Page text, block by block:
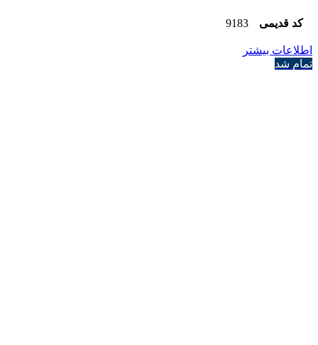
کد قدیمی 9183
اطلاعات بیشتر
تمام شد